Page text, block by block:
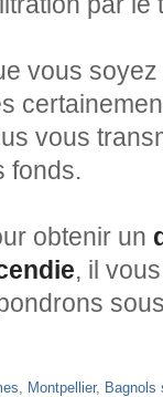
vous
vous
fonds.
obtenir un
, il
, Montpellier, Bagnols